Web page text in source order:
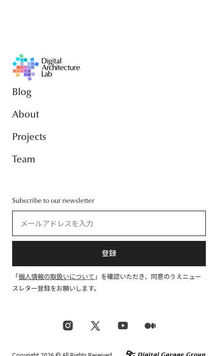
Blog
About
Projects
Team
Subscribe to our newsletter
登録
「個人情報の取扱いについて 」を確認いただき、同意のうえニュー
スレター登録をお願いします。